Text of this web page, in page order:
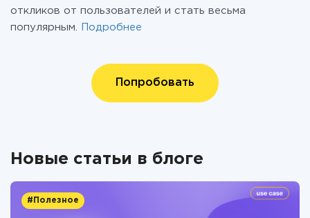
откликов от пользователей и стать весьма
популярным.
Подробнее
Попробовать
Новые статьи в блоге
#Полезное